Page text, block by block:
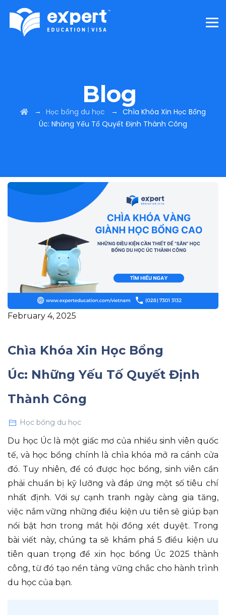
Blog
→ Học bổng du học → Chìa Khóa Xin Học Bổng
Úc: Những Yếu Tố Quyết Định Thành Công
February 4, 2025
Chìa Khóa Xin Học Bổng
Úc: Những Yếu Tố Quyết Định
Thành Công
Học bổng du học
Du học Úc là một giấc mơ của nhiều sinh viên quốc
tế, và học bổng chính là chìa khóa mở ra cánh cửa
đó. Tuy nhiên, để có được học bổng, sinh viên cần
phải chuẩn bị kỹ lưỡng và đáp ứng một số tiêu chí
nhất định. Với sự cạnh tranh ngày càng gia tăng,
việc nắm vững những điều kiện ưu tiên sẽ giúp bạn
nổi bật hơn trong mắt hội đồng xét duyệt. Trong
bài viết này, chúng ta sẽ khám phá 5 điều kiện ưu
tiên quan trọng để xin học bổng Úc 2025 thành
công, từ đó tạo nền tảng vững chắc cho hành trình
du học của bạn.